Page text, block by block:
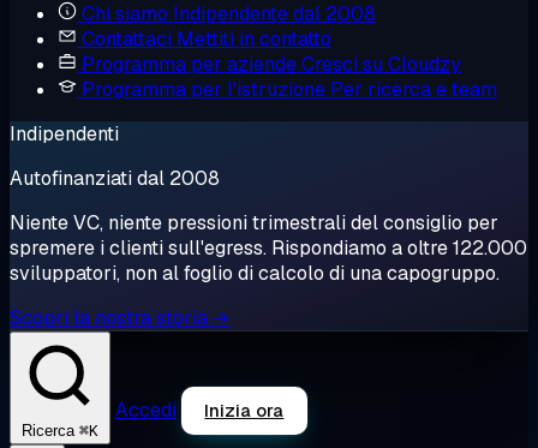
Chi siamo Indipendente dal 2008
Contattaci Mettiti in contatto
Programma per aziendeCresci su Cloudzy
Programma per l'istruzione Per ricerca e team
Indipendenti
Autofinanziati dal 2008
Niente VC, niente pressioni trimestrali del consiglio per
spremere i clienti sull'egress. Rispondiamo a oltre 122.000
sviluppatori, non al foglio di calcolo di una capogruppo.
Scopri la nostra storia →
Ricerca ⌘K
Accedi Inizia ora